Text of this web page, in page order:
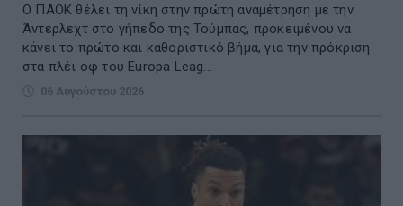
Ο ΠΑΟΚ θέλει τη νίκη στην πρώτη αναμέτρηση με την
Άντερλεχτ στο γήπεδο της Τούμπας, προκειμένου να
κάνει το πρώτο και καθοριστικό βήμα, για την πρόκριση
στα πλέι οφ του Europa Leag...
06 Αυγούστου 2026